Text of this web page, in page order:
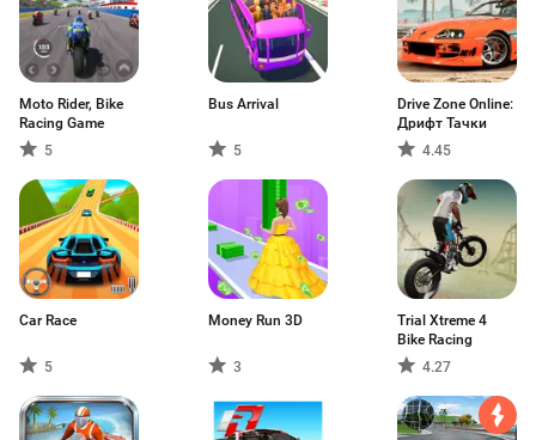
Moto Rider, Bike
Racing Game
5
Bus Arrival
5
Drive Zone Online:
Дрифт Тачки
4.45
Car Race
5
Money Run 3D
3
Trial Xtreme 4
Bike Racing
4.27